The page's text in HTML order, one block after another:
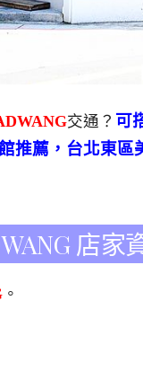
交通？ 可
推薦，台北東區
店家
。